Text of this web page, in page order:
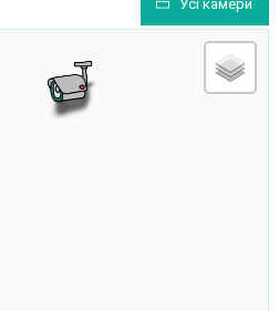
Усі камери